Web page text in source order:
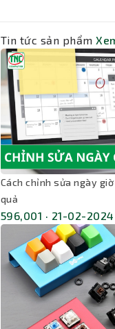
Tin tức sản phẩm
Cách chỉnh sửa ngày
quả
596,001 · 21-02-2024